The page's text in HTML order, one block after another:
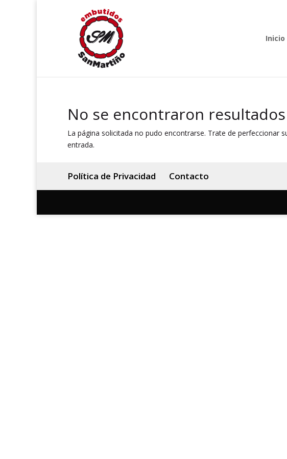
Inicio
No se encontraron resultados
La página solicitada no pudo encontrarse. Trate de perfeccionar
entrada.
Política de Privacidad Contacto